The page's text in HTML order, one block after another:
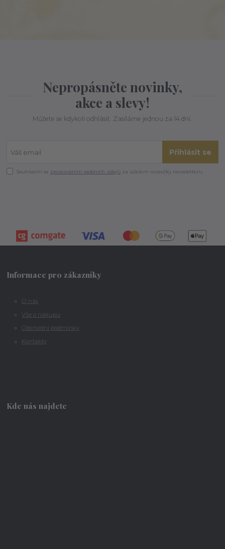
Nepropásněte novinky,
akce a slevy!
Můžete se kdykoli odhlásit. Zasíláme jednou za 14 dní.
Přihlásit se
Souhlasím se zpracováním osobních údajů za účelem rozesílky newsletteru.
Informace pro zákazníky
O nás
Vše o nákupu
Obchodní podmínky
Kontakty
Kde nás najdete